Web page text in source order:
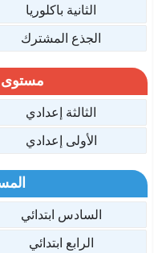
الثانية باكلوريا
الجذع المشترك
مستوى
الثالثة إعدادي
الأولى إعدادي
السادس ابتدائي
الرابع ابتدائي